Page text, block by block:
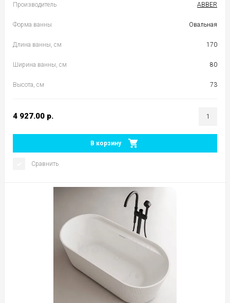
Производитель
ABBER
Форма ванны Овальная
Длина ванны, см 170
Ширина ванны, см 80
Высота, см 73
4 927.00 р.
В корзину
Сравнить